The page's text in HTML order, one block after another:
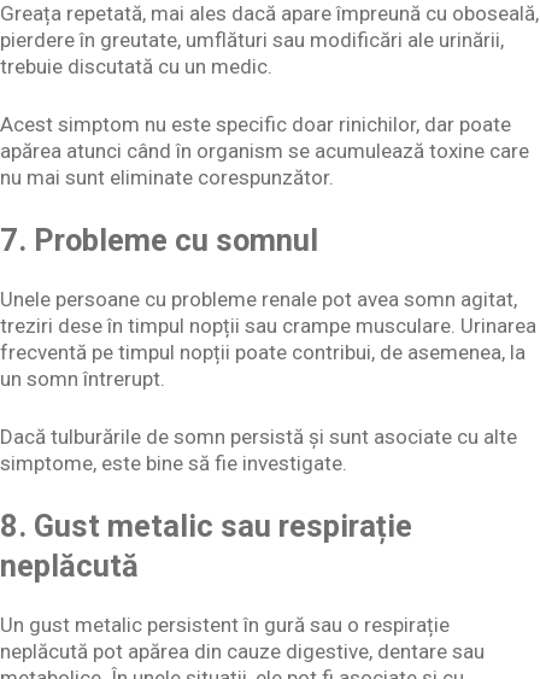
Greața repetată, mai ales dacă apare împreună cu oboseală,
pierdere în greutate, umflături sau modificări ale urinării,
trebuie discutată cu un medic.
Acest simptom nu este specific doar rinichilor, dar poate
apărea atunci când în organism se acumulează toxine care
nu mai sunt eliminate corespunzător.
7. Probleme cu somnul
Unele persoane cu probleme renale pot avea somn agitat,
treziri dese în timpul nopții sau crampe musculare. Urinarea
frecventă pe timpul nopții poate contribui, de asemenea, la
un somn întrerupt.
Dacă tulburările de somn persistă și sunt asociate cu alte
simptome, este bine să fie investigate.
8. Gust metalic sau respirație
neplăcută
Un gust metalic persistent în gură sau o respirație
neplăcută pot apărea din cauze digestive, dentare sau